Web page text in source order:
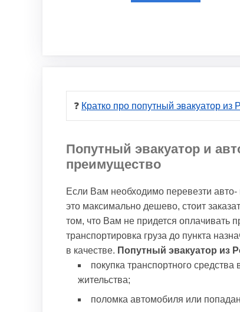
❓ Кратко про попутный эвакуатор из
Попутный эвакуатор и
преимущество
Если Вам необходимо перевезти
это максимально дешево, стоит
том, что Вам не придется оплачивать
транспортировка груза до пункта
в качестве. Попутный эвакуатор из
покупка транспортного
жительства;
поломка автомобиля или